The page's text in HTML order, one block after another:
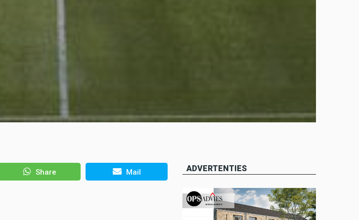
Share Mail ADVERTENTIES